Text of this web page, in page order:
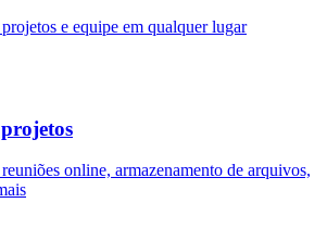
e equipe em qualquer lugar
online, armazenamento de arquivos,